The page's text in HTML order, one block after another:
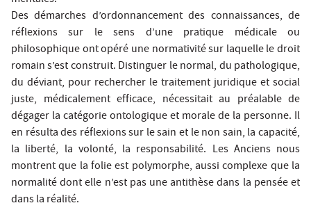
Des démarches d’ordonnancement des connaissances, de
réflexions sur le sens d’une pratique médicale ou
philosophique ont opéré une normativité sur laquelle le droit
romain s’est construit. Distinguer le normal, du pathologique,
du déviant, pour rechercher le traitement juridique et social
juste, médicalement efficace, nécessitait au préalable de
dégager la catégorie ontologique et morale de la personne. Il
en résulta des réflexions sur le sain et le non sain, la capacité,
la liberté, la volonté, la responsabilité. Les Anciens nous
montrent que la folie est polymorphe, aussi complexe que la
normalité dont elle n’est pas une antithèse dans la pensée et
dans la réalité.